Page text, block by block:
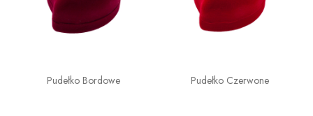
Pudełko Bordowe Pudełko Czerwone